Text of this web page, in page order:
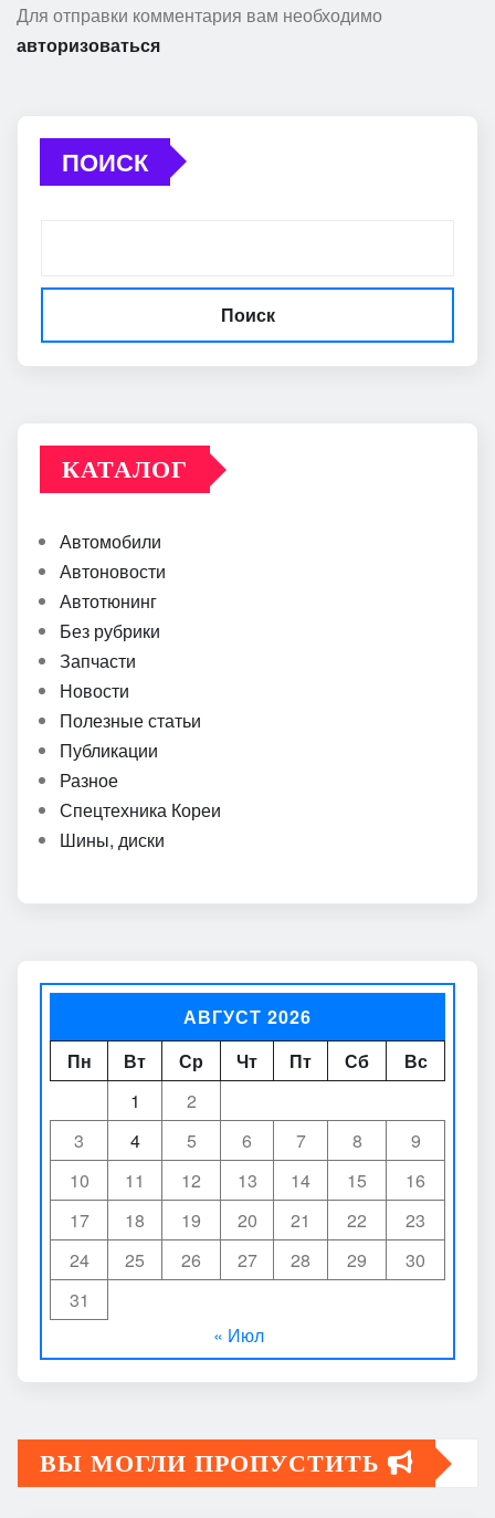
Для отправки комментария вам необходимо
авторизоваться
ПОИСК
Поиск
КАТАЛОГ
Автомобили
Автоновости
Автотюнинг
Без рубрики
Запчасти
Новости
Полезные статьи
Публикации
Разное
Спецтехника Кореи
Шины, диски
АВГУСТ 2026
Пн
Вт Ср Чт Пт Сб
Вс
1
2
3
4 5 6 7 8
9
10
11 12 13 14 15
16
17
18 19 20 21 22
23
24
25 26 27 28 29
30
31
« Июл
ВЫ МОГЛИ ПРОПУСТИТЬ